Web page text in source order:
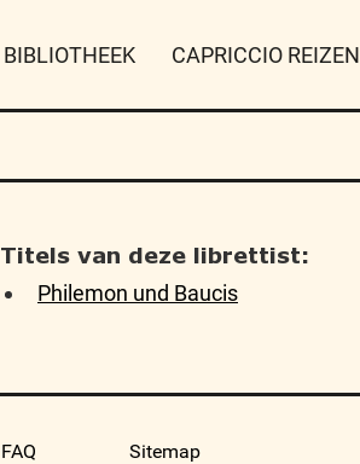
BIBLIOTHEEK CAPRICCIO REIZEN
Titels van deze librettist:
Philemon und Baucis
FAQ Sitemap